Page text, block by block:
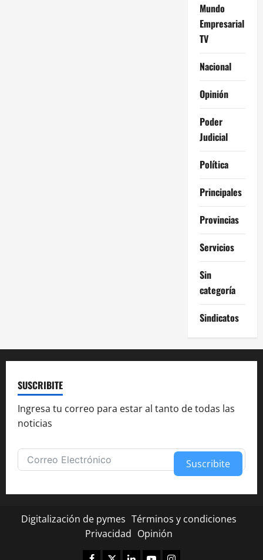
Mundo
Empresarial
TV
Nacional
Opinión
Poder
Judicial
Política
Principales
Provincias
Servicios
Sin
categoría
Sindicatos
SUSCRIBITE
Ingresa tu correo para estar al tanto de todas las
noticias
Suscribite
Digitalización de pymes Términos y condiciones
Privacidad Opinión
Facebook
TwitterLinkedinYoutubeInstagram